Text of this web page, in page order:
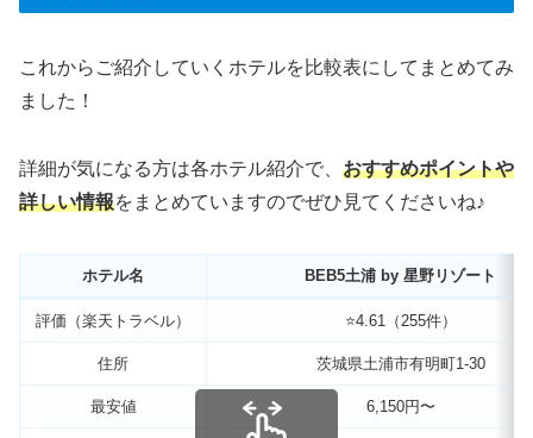
これからご紹介していくホテルを比較表にしてまとめてみ
ました！
詳細が気になる方は各ホテル紹介で、 おすすめポイントや
詳しい情報をまとめていますのでぜひ見てくださいね♪
ホテル名 BEB5土浦 by 星野リゾート
評価（楽天トラベル） ⭐️4.61（255件）
住所 茨城県土浦市有明町1-30
最安値 6,150円〜